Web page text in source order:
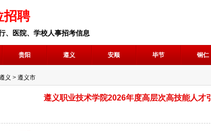
招聘
、医院、学校人事招考信息
贵阳 遵义 安顺 毕节 铜仁
义 > 遵义市
遵义职业技术学院2026年度高层次高技能人才